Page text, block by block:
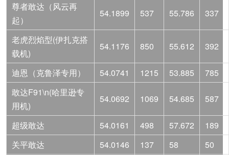
尊者敢达（风云再
起）
54.1899 537 55.786 337
老虎烈焰型(伊扎克搭
载机)
54.1176 850 55.612 392
迪恩（克鲁泽专用） 54.0741 1215 53.885
785
敢达F91\n(哈里逊专
用机)
54.0692 1069 54.685 587
超级敢达 54.0161 498 57.672
189
关平敢达
54.0146 137 58
50